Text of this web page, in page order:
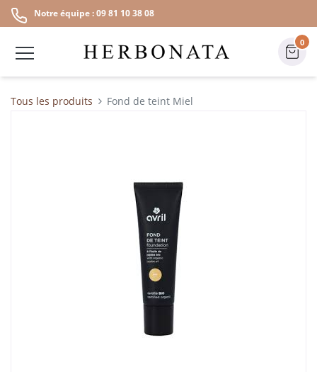
Notre équipe : 09 81 10 38 08
0
Tous les produits Fond de teint Miel